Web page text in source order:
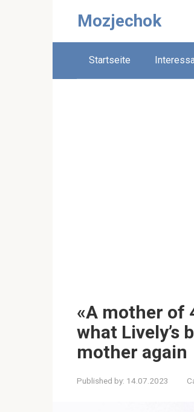
Mozjechok
Startseite
«A mother of
what Lively’s
mother again
Published by: 14.07.2023